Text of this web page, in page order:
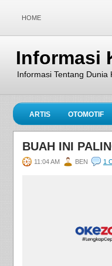
HOME
Informasi
Informasi Tentang Dunia
ARTIS OTOMOTIF
BUAH INI
11:04 AM BEN 1